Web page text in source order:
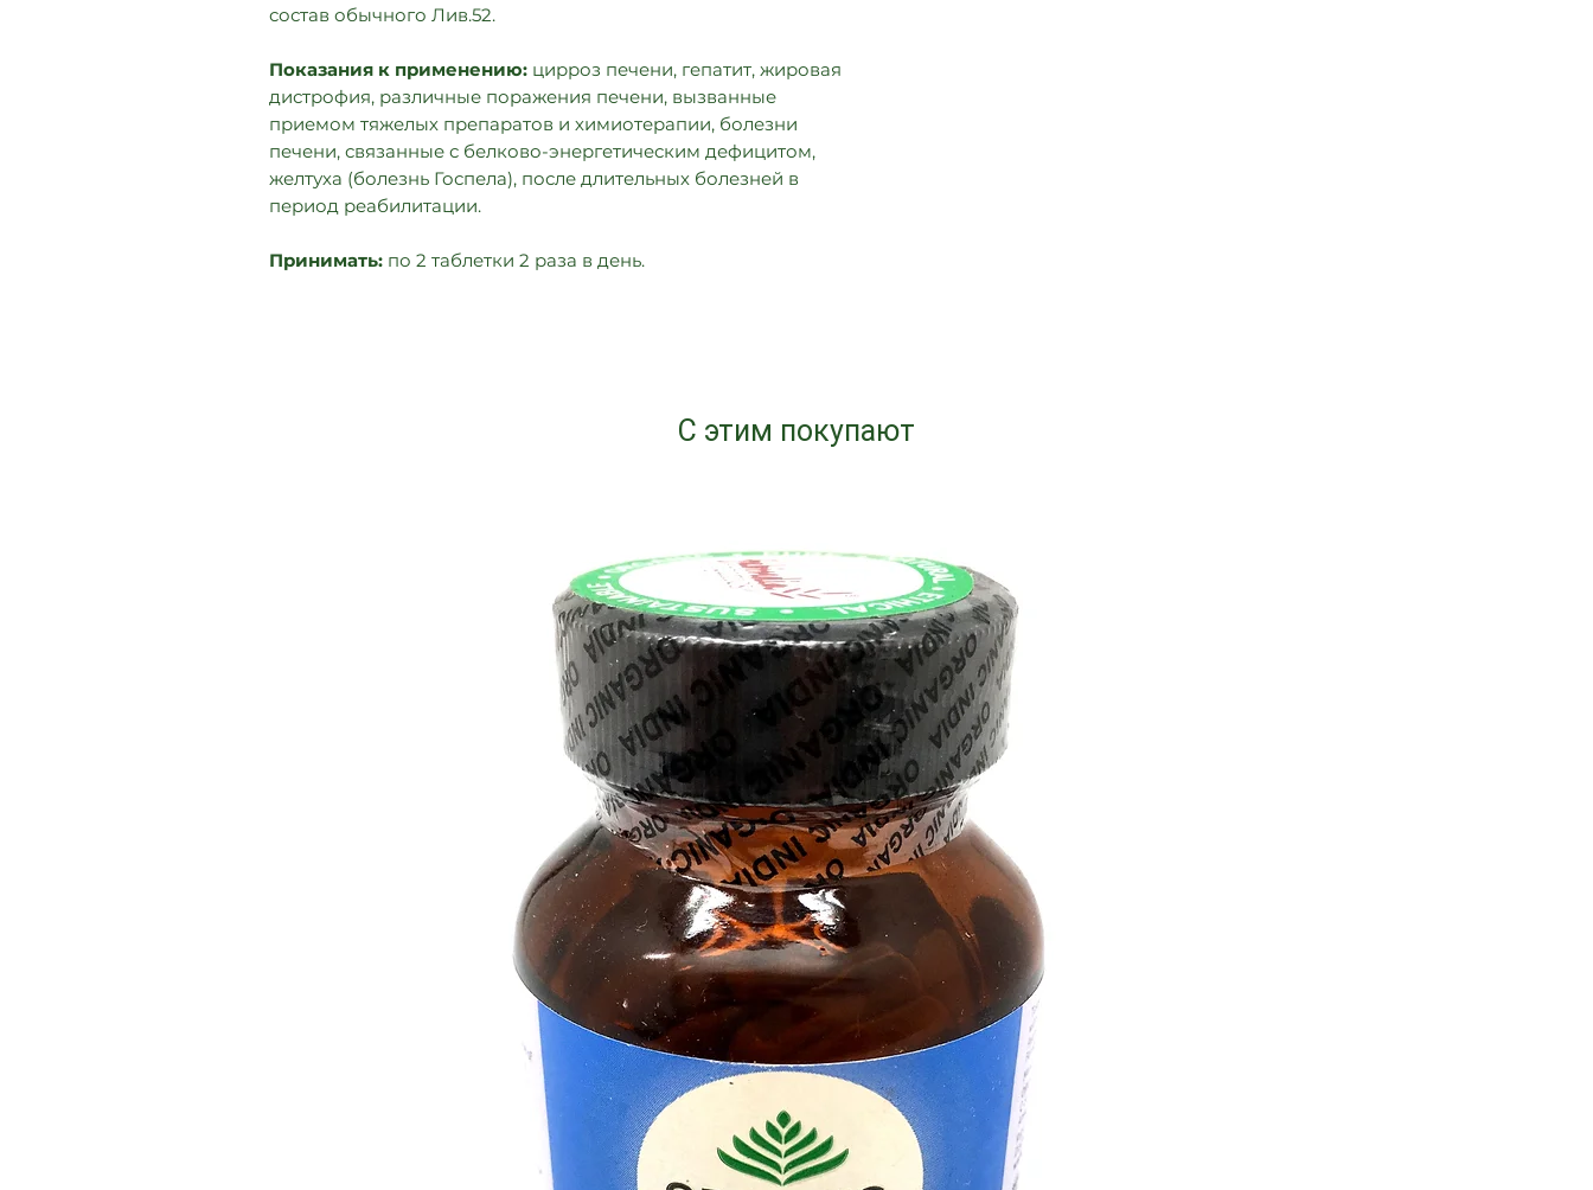
состав обычного Лив.52.
Показания к применению: цирроз печени, гепатит, жировая
дистрофия, различные поражения печени, вызванные
приемом тяжелых препаратов и химиотерапии, болезни
печени, связанные с белково-энергетическим дефицитом,
желтуха (болезнь Госпела), после длительных болезней в
период реабилитации.
Принимать: по 2 таблетки 2 раза в день.
С этим покупают